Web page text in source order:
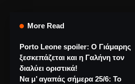
More Read
Porto Leone spoiler: Ο Γιάμαρης
ξεσκεπάζεται και η Γαλήνη τον
διαλύει οριστικά!
Να μ’ αγαπάς σήμερα 25/6: Το